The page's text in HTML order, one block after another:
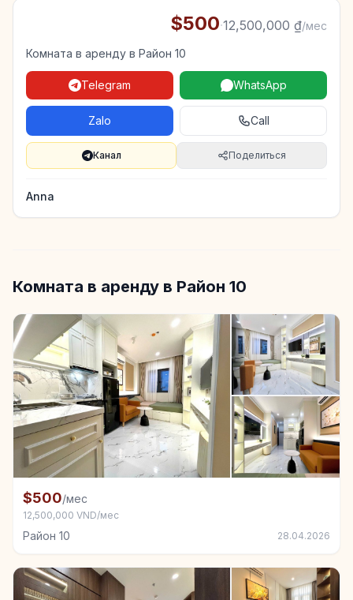
$500·12,500,000 ₫/мес
Комната в аренду в Район 10
Telegram WhatsApp
Zalo Call
Канал Поделиться
Anna
Комната в аренду в Район 10
Комната в аренду в Район 10
$500/мес
12,500,000 VND/мес
Район 10 28.04.2026